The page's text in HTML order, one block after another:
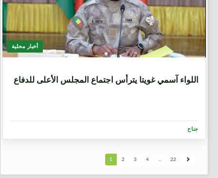
أخبار محلية
اللواء آسمي غويتا يترأس اجتماع المجلس الأعلى للدفاع
جناح
1 2 3 4 ... 22